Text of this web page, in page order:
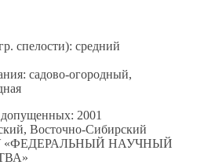
спелости): средний
садово-огородный,
2001
Восточно-Сибирский
«ФЕДЕРАЛЬНЫЙ НАУЧНЫЙ